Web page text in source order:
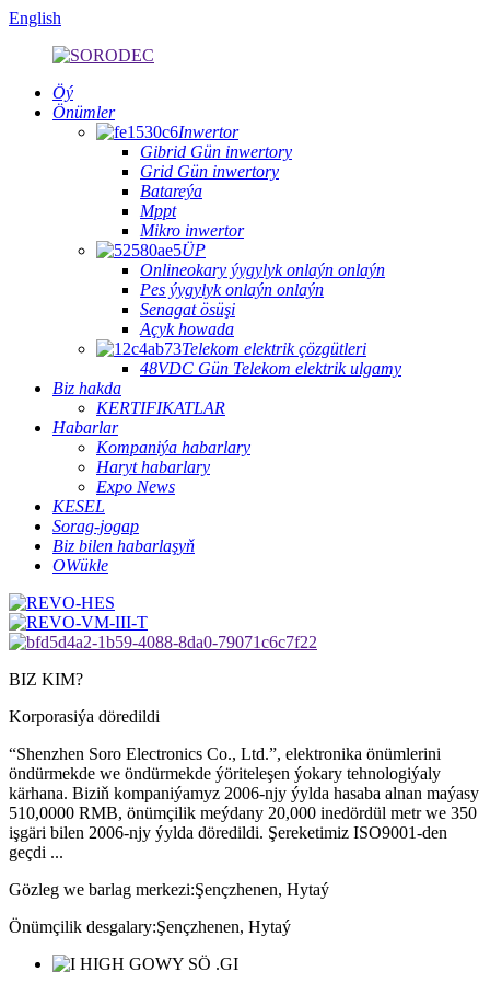
English
Öý
Önümler
Inwertor
Gibrid Gün inwertory
Grid Gün inwertory
Batareýa
Mppt
Mikro inwertor
ÜP
Onlineokary ýygylyk onlaýn onlaýn
Pes ýygylyk onlaýn onlaýn
Senagat ösüşi
Açyk howada
Telekom elektrik çözgütleri
48VDC Gün Telekom elektrik ulgamy
Biz hakda
KERTIFIKATLAR
Habarlar
Kompaniýa habarlary
Haryt habarlary
Expo News
KESEL
Sorag-jogap
Biz bilen habarlaşyň
OWükle
BIZ KIM?
Korporasiýa döredildi
“Shenzhen Soro Electronics Co., Ltd.”, elektronika önümlerini
öndürmekde we öndürmekde ýöriteleşen ýokary tehnologiýaly
kärhana. Biziň kompaniýamyz 2006-njy ýylda hasaba alnan maýasy
510,0000 RMB, önümçilik meýdany 20,000 inedördül metr we 350
işgäri bilen 2006-njy ýylda döredildi. Şereketimiz ISO9001-den
geçdi ...
Gözleg we barlag merkezi:Şençzhenen, Hytaý
Önümçilik desgalary:Şençzhenen, Hytaý